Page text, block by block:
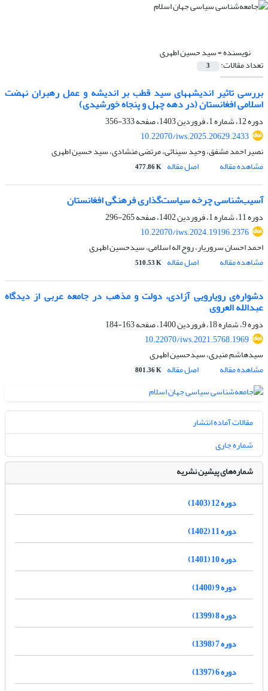
نویسنده =سید حسین اطهری
تعداد مقالات: 3
بررسی تاثیر اندیشه‏های سید قطب بر اندیشه و عمل رهبران نهضت
اسلامی افغانستان (در دهه چهل و پنجاه خورشیدی)
دوره 12، شماره 1، فروردین 1403، صفحه
333-356
10.22070/iws.2025.20629.2433
نصیر احمد مشفق، وحید سینائی، مرتضی منشادی، سید حسین اطهری
مشاهده مقاله
اصل مقاله 477.86 K
آسیب‌شناسی چرخه سیاست‌گذاری فرهنگی افغانستان
دوره 11، شماره 1، فروردین 1402، صفحه
265-296
10.22070/iws.2024.19196.2376
احمد احسان سروریار، روح اله اسلامی، سیدحسین اطهری
مشاهده مقاله
اصل مقاله 510.53 K
دشواره‌‌ی رویارویی آزادی، دولت و مذهب در جامعه عربی از دیدگاه
عبدالله العروی
دوره 9، شماره 18، فروردین 1400، صفحه
163-184
10.22070/iws.2021.5768.1969
سیدهاشم منیری، سیدحسین اطهری
مشاهده مقاله
اصل مقاله 801.36 K
مقالات آماده انتشار
شماره جاری
شماره‌های پیشین نشریه
دوره 12 (1403)
دوره 11 (1402)
دوره 10 (1401)
دوره 9 (1400)
دوره 8 (1399)
دوره 7 (1398)
دوره 6 (1397)